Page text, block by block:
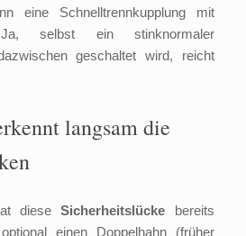
eine Schnelltrennkupplung mit
selbst ein stinknormaler
geschaltet wird, reicht
langsam die
diese Sicherheitslücke bereits
einen Doppelhahn (früher